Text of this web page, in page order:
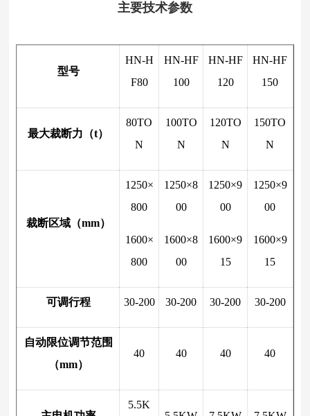
主要技术参数
型号
HN-H
F80
HN-HF
100
HN-HF
120
HN-HF
150
最大裁断力（t）
80TO
N
100TO
N
120TO
N
150TO
N
裁断区域（mm）
1250×
800
1600×
800
1250×8
00
1600×8
00
1250×9
00
1600×9
15
1250×9
00
1600×9
15
可调行程 30-200 30-200 30-200 30-200
自动限位调节范围
（mm）
40 40 40 40
5.5K